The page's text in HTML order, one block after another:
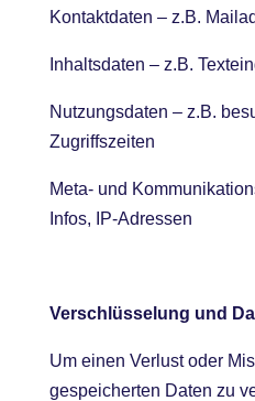
Kontaktdaten – z.B.
Inhaltsdaten – z.B.
Nutzungsdaten – z.B.
Zugriffszeiten
Meta- und
Infos, IP-Adressen
Verschlüsselung und
Um einen Verlust oder
gespeicherten Daten zu